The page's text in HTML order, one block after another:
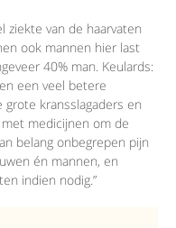
ziekte van de haarvaten
ook mannen hier last
40% man. Keulards:
een veel betere
kransslagaders en
medicijnen om de
belang onbegrepen pijn
én mannen, en
indien nodig.”